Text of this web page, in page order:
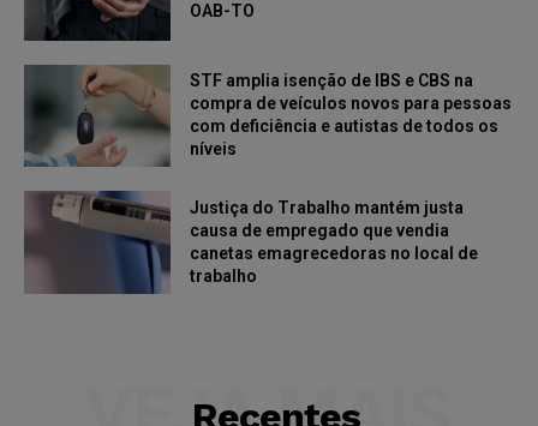
OAB-TO
STF amplia isenção de IBS e CBS na
compra de veículos novos para pessoas
com deficiência e autistas de todos os
níveis
Justiça do Trabalho mantém justa
causa de empregado que vendia
canetas emagrecedoras no local de
trabalho
Recentes